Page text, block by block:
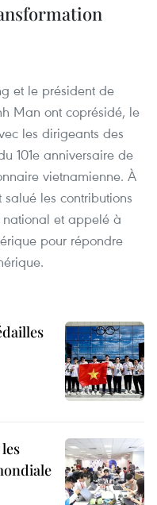
et le président de
Man ont coprésidé, le
les dirigeants des
101e anniversaire de
vietnamienne. À
les contributions
et appelé à
pour répondre